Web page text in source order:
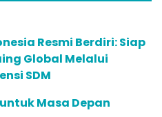
Resmi Berdiri: Siap
Global Melalui
SDM
Masa Depan